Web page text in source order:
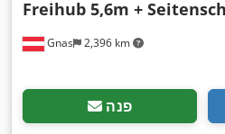
Gnas 2,396 km
Freihub 5,6m +
פנה